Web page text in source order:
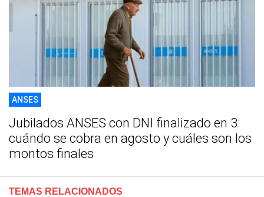
ANSES
Jubilados ANSES con DNI finalizado en 3:
cuándo se cobra en agosto y cuáles son los
montos finales
TEMAS RELACIONADOS